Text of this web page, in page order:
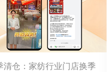
清仓：家纺行业门店换季